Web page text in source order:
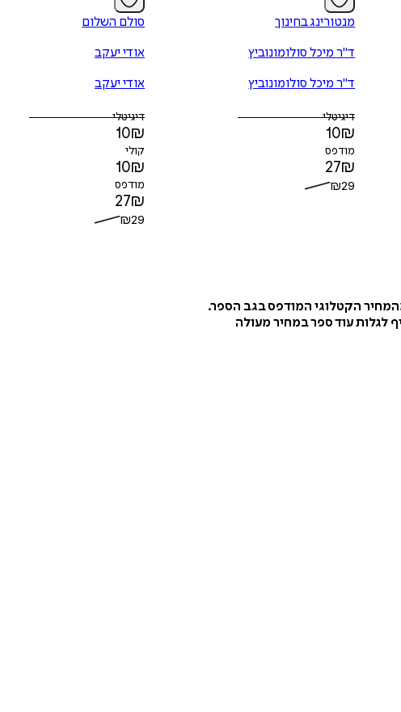
איזה פורמט בא לך?
מנטורינג בחינוך
ד"ר מיכל סולומונוביץ
ד"ר מיכל סולומונוביץ
דיגיטלי
10₪
מודפס
27₪
₪29
סולם השלום
אודי יעקב
אודי יעקב
דיגיטלי
10₪
קולי
10₪
מודפס
27₪
₪29
הקטלוגי המודפס בגב הספר.
לגלות עוד ספר במחיר מעולה